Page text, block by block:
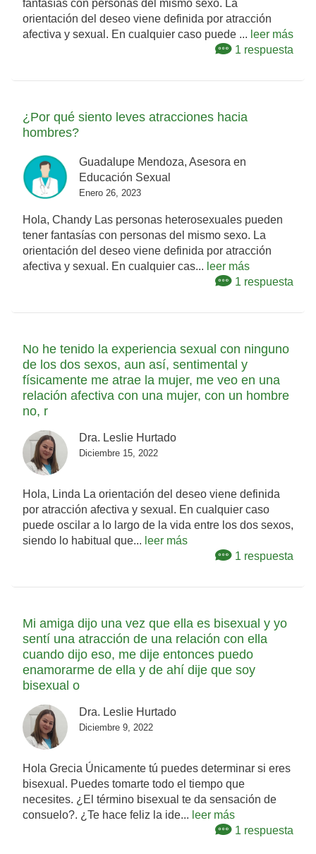
fantasías con personas del mismo sexo. La
orientación del deseo viene definida por atracción
afectiva y sexual. En cualquier caso puede ... leer más
1 respuesta
¿Por qué siento leves atracciones hacia
hombres?
Guadalupe Mendoza, Asesora en
Educación Sexual
Enero 26, 2023
Hola, Chandy Las personas heterosexuales pueden
tener fantasías con personas del mismo sexo. La
orientación del deseo viene definida por atracción
afectiva y sexual. En cualquier cas... leer más
1 respuesta
No he tenido la experiencia sexual con ninguno
de los dos sexos, aun así, sentimental y
físicamente me atrae la mujer, me veo en una
relación afectiva con una mujer, con un hombre
no, r
Dra. Leslie Hurtado
Diciembre 15, 2022
Hola, Linda La orientación del deseo viene definida
por atracción afectiva y sexual. En cualquier caso
puede oscilar a lo largo de la vida entre los dos sexos,
siendo lo habitual que... leer más
1 respuesta
Mi amiga dijo una vez que ella es bisexual y yo
sentí una atracción de una relación con ella
cuando dijo eso, me dije entonces puedo
enamorarme de ella y de ahí dije que soy
bisexual o
Dra. Leslie Hurtado
Diciembre 9, 2022
Hola Grecia Únicamente tú puedes determinar si eres
bisexual. Puedes tomarte todo el tiempo que
necesites. ¿El término bisexual te da sensación de
consuelo?. ¿Te hace feliz la ide... leer más
1 respuesta